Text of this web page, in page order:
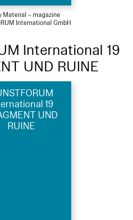
Material – magazine
International GmbH
International 19
UND RUINE
19
UND
RUINE